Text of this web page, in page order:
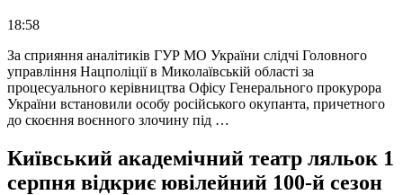
18:58
За сприяння аналітиків ГУР МО України слідчі Головного
управління Нацполіції в Миколаївській області за
процесуального керівництва Офісу Генерального прокурора
України встановили особу російського окупанта, причетного
до скоєння воєнного злочину під …
Київський академічний театр ляльок 1
серпня відкриє ювілейний 100-й сезон